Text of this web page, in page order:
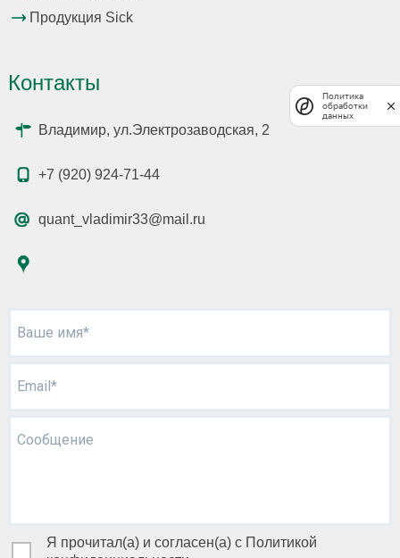
Продукция Sick
Контакты
Владимир, ул.Электрозаводская, 2
+7 (920) 924-71-44
quant_vladimir33@mail.ru
Ваше имя*
Email*
Сообщение
Я прочитал(а) и согласен(а) с Политикой
Политика
обработки
данных